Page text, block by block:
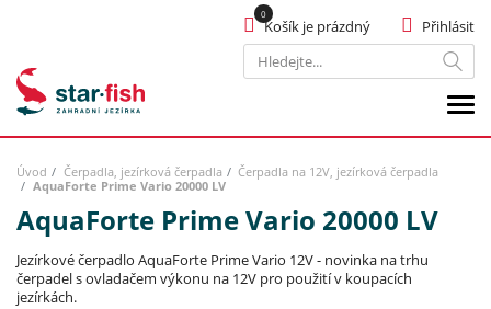
Hledat
Přihlásit
Košík je prázdný
Úvod Čerpadla, jezírková čerpadla
Čerpadla na 12V, jezírková čerpadla
AquaForte Prime Vario 20000 LV
AquaForte Prime Vario 20000 LV
Jezírkové čerpadlo AquaForte Prime Vario 12V - novinka na trhu
čerpadel s ovladačem výkonu na 12V pro použití v koupacích
jezírkách.